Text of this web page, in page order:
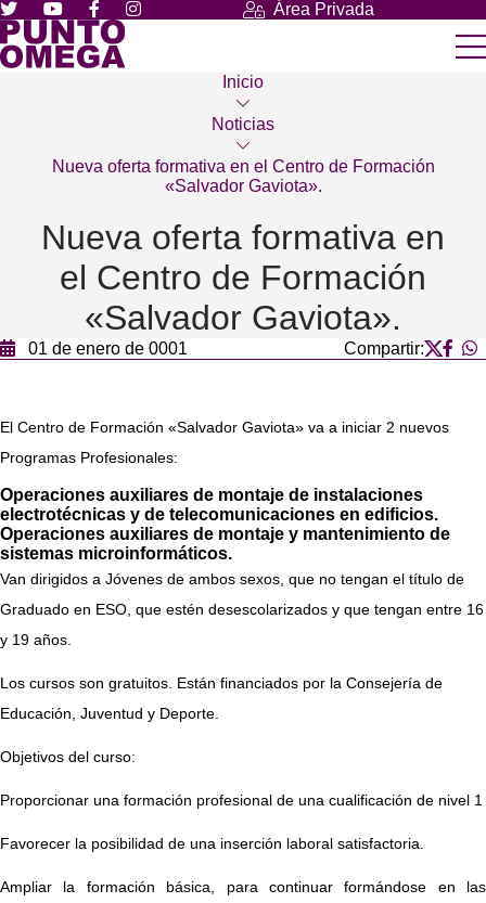
Área Privada
Inicio
Noticias
Nueva oferta formativa en el Centro de Formación
«Salvador Gaviota».
Nueva oferta formativa en
el Centro de Formación
«Salvador Gaviota».
01 de enero de 0001 Compartir:
El Centro de Formación «Salvador Gaviota» va a iniciar 2 nuevos
Programas Profesionales:
Operaciones auxiliares de montaje de instalaciones
electrotécnicas y de telecomunicaciones en edificios.
Operaciones auxiliares de montaje y mantenimiento de
sistemas microinformáticos.
Van dirigidos a Jóvenes de ambos sexos, que no tengan el título de
Graduado en ESO, que estén desescolarizados y que tengan entre 16
y 19 años.
Los cursos son gratuitos. Están financiados por la Consejería de
Educación, Juventud y Deporte.
Objetivos del curso:
Proporcionar una formación profesional de una cualificación de nivel 1
Favorecer la posibilidad de una inserción laboral satisfactoria.
Ampliar la formación básica, para continuar formándose en las